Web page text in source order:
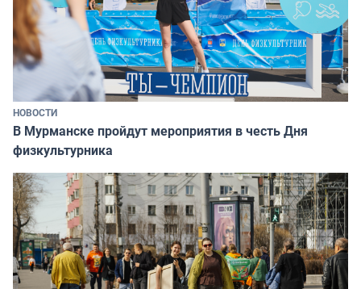
НОВОСТИ
В Мурманске пройдут мероприятия в честь Дня
физкультурника